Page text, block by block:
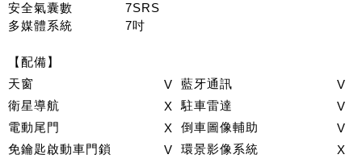
安全氣囊數
7SRS
多媒體系統
7吋
【配備】
天窗
V 藍牙通訊
V
衛星導航
X 駐車雷達
V
電動尾門
X 倒車圖像輔助
V
免鑰匙啟動車門鎖
V 環景影像系統
X